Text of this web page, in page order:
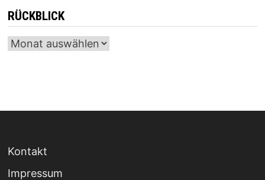
RÜCKBLICK
Archiv
Kontakt
Impressum